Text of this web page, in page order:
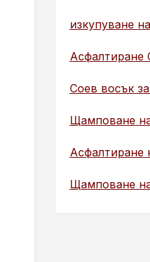
изкупуване
Асфалтиране
Соев восък
Щамповане
Асфалтиране
Щамповане